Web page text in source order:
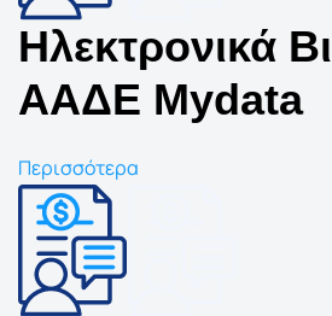
Ηλεκτρονικά
ΑΑΔΕ Mydata
Περισσότερα